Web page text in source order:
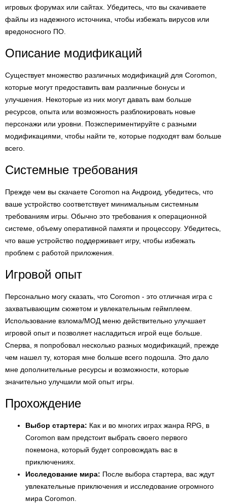
игровых форумах или сайтах. Убедитесь, что вы скачиваете
файлы из надежного источника, чтобы избежать вирусов или
вредоносного ПО.
Описание модификаций
Существует множество различных модификаций для Coromon,
которые могут предоставить вам различные бонусы и
улучшения. Некоторые из них могут давать вам больше
ресурсов, опыта или возможность разблокировать новые
персонажи или уровни. Поэкспериментируйте с разными
модификациями, чтобы найти те, которые подходят вам больше
всего.
Системные требования
Прежде чем вы скачаете Coromon на Андроид, убедитесь, что
ваше устройство соответствует минимальным системным
требованиям игры. Обычно это требования к операционной
системе, объему оперативной памяти и процессору. Убедитесь,
что ваше устройство поддерживает игру, чтобы избежать
проблем с работой приложения.
Игровой опыт
Персонально могу сказать, что Coromon - это отличная игра с
захватывающим сюжетом и увлекательным геймплеем.
Использование взлома/МОД меню действительно улучшает
игровой опыт и позволяет насладиться игрой еще больше.
Сперва, я попробовал несколько разных модификаций, прежде
чем нашел ту, которая мне больше всего подошла. Это дало
мне дополнительные ресурсы и возможности, которые
значительно улучшили мой опыт игры.
Прохождение
Выбор стартера: Как и во многих играх жанра RPG, в
Coromon вам предстоит выбрать своего первого
покемона, который будет сопровождать вас в
приключениях.
Исследование мира: После выбора стартера, вас ждут
увлекательные приключения и исследование огромного
мира Coromon.